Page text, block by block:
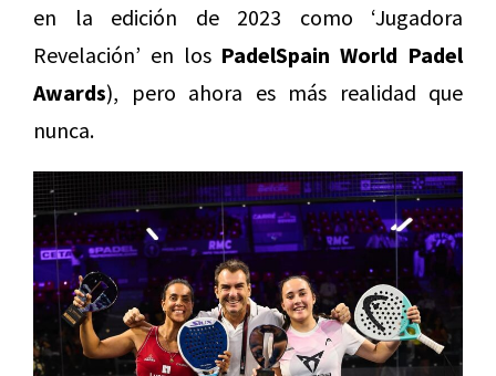
en la edición de 2023 como ‘Jugadora
Revelación’ en los PadelSpain World Padel
Awards), pero ahora es más realidad que
nunca.